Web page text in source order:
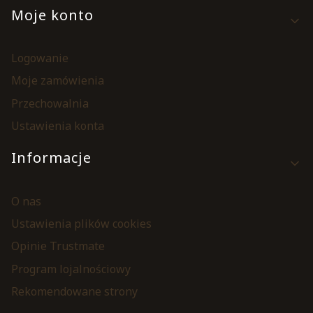
Moje konto
Logowanie
Moje zamówienia
Przechowalnia
Ustawienia konta
Informacje
O nas
Ustawienia plików cookies
Opinie Trustmate
Program lojalnościowy
Rekomendowane strony